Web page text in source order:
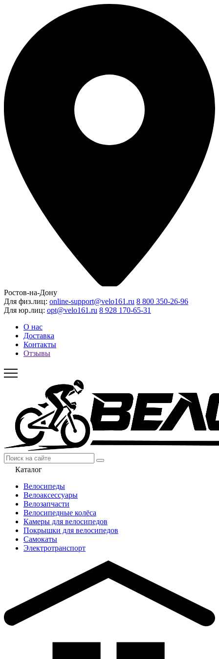
Ростов-на-Дону
Для физ.лиц: online-support@velo161.ru 8 800 350-26-96
Для юр.лиц: opt@velo161.ru 8 928 170-65-31
О нас
Доставка
Контакты
Отзывы
Каталог
Велосипеды
Велоаксессуары
Велозапчасти
Велосипедные колёса
Камеры для велосипедов
Покрышки для велосипедов
Самокаты
Электротранспорт